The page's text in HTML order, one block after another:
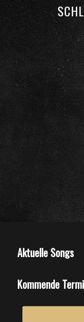
Aktuelle Songs
Kommende